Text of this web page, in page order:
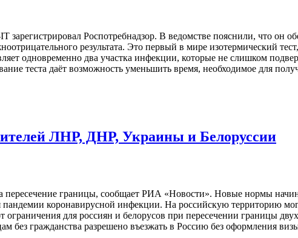
зарегистрировал Роспотребнадзор. В ведомстве пояснили, что он
результата. Это первый в мире изотермический
одновременно два участка инфекции, которые не слишком
теста даёт возможность уменьшить время, необходимое для
ЛНР, ДНР, Украины и Белоруссии
пересечение границы, сообщает РИА «Новости». Новые нормы
пандемии коронавирусной инфекции. На российскую территорию
для россиян и белорусов при пересечении границы
без гражданства разрешено въезжать в Россию без оформления